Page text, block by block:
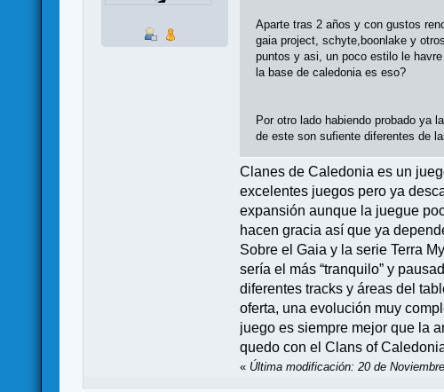
Aparte tras 2 años y con gustos
gaia project, schyte,boonlake y
puntos y asi, un poco estilo le
la base de caledonia es eso?
Por otro lado habiendo probado ya
de este son sufiente diferentes de
Clanes de Caledonia es un
excelentes juegos pero ya
expansión aunque la juegue
hacen gracia así que ya
Sobre el Gaia y la serie Terra
sería el más “tranquilo” y
diferentes tracks y áreas del
oferta, una evolución muy
juego es siempre mejor que la
quedo con el Clans of
« Última modificación: 20 de